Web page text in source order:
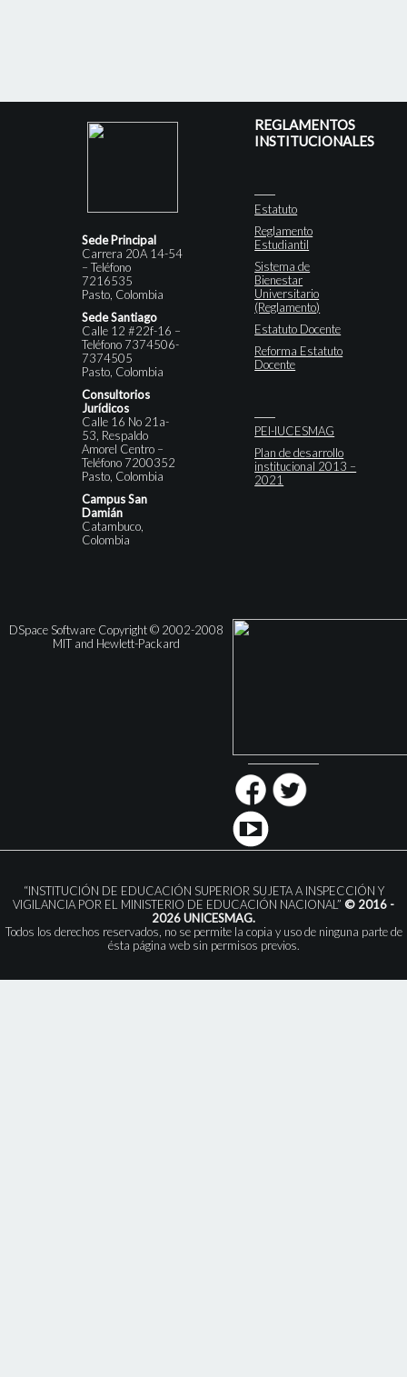
Sede Principal
Carrera 20A 14-54
– Teléfono
7216535
Pasto, Colombia
Sede Santiago
Calle 12 #22f-16 –
Teléfono 7374506-
7374505
Pasto, Colombia
Consultorios
Jurídicos
Calle 16 No 21a-
53, Respaldo
Amorel Centro –
Teléfono 7200352
Pasto, Colombia
Campus San
Damián
Catambuco,
Colombia
REGLAMENTOS
INSTITUCIONALES
Estatuto
Reglamento
Estudiantil
Sistema de
Bienestar
Universitario
(Reglamento)
Estatuto Docente
Reforma Estatuto
Docente
PEI-IUCESMAG
Plan de desarrollo
institucional 2013 –
2021
DSpace Software Copyright © 2002-2008
MIT and Hewlett-Packard
“INSTITUCIÓN DE EDUCACIÓN SUPERIOR SUJETA A INSPECCIÓN Y
VIGILANCIA POR EL MINISTERIO DE EDUCACIÓN NACIONAL” © 2016 -
2026 UNICESMAG.
Todos los derechos reservados, no se permite la copia y uso de ninguna parte de
ésta página web sin permisos previos.